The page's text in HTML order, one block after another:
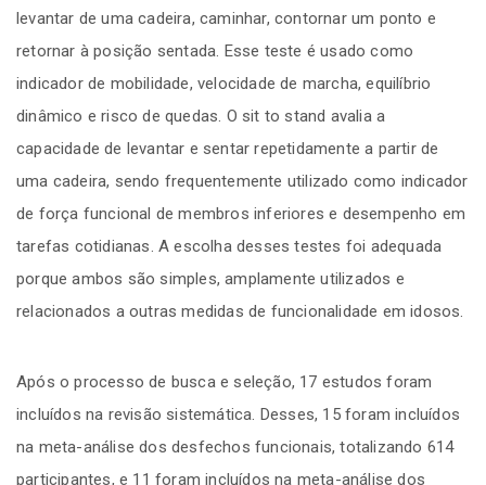
levantar de uma cadeira, caminhar, contornar um ponto e
retornar à posição sentada. Esse teste é usado como
indicador de mobilidade, velocidade de marcha, equilíbrio
dinâmico e risco de quedas. O sit to stand avalia a
capacidade de levantar e sentar repetidamente a partir de
uma cadeira, sendo frequentemente utilizado como indicador
de força funcional de membros inferiores e desempenho em
tarefas cotidianas. A escolha desses testes foi adequada
porque ambos são simples, amplamente utilizados e
relacionados a outras medidas de funcionalidade em idosos.
Após o processo de busca e seleção, 17 estudos foram
incluídos na revisão sistemática. Desses, 15 foram incluídos
na meta-análise dos desfechos funcionais, totalizando 614
participantes, e 11 foram incluídos na meta-análise dos